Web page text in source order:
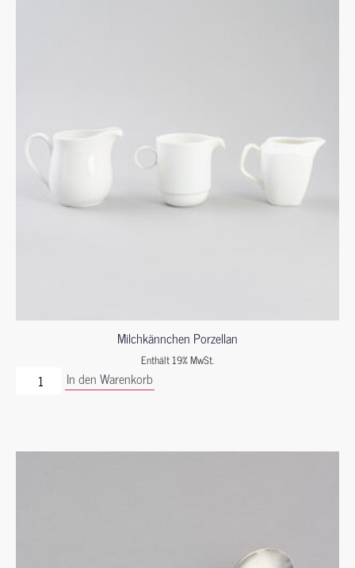
Milchkännchen Porzellan
Enthält 19% MwSt.
In den Warenkorb